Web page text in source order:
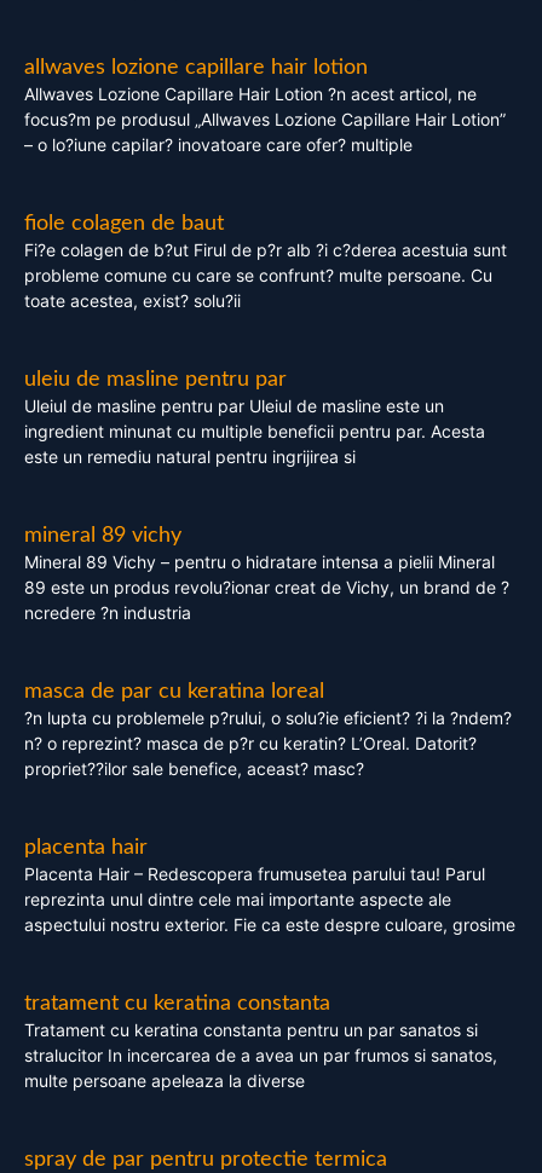
allwaves lozione capillare hair lotion
Allwaves Lozione Capillare Hair Lotion ?n acest articol, ne
focus?m pe produsul „Allwaves Lozione Capillare Hair Lotion”
– o lo?iune capilar? inovatoare care ofer? multiple
fiole colagen de baut
Fi?e colagen de b?ut Firul de p?r alb ?i c?derea acestuia sunt
probleme comune cu care se confrunt? multe persoane. Cu
toate acestea, exist? solu?ii
uleiu de masline pentru par
Uleiul de masline pentru par Uleiul de masline este un
ingredient minunat cu multiple beneficii pentru par. Acesta
este un remediu natural pentru ingrijirea si
mineral 89 vichy
Mineral 89 Vichy – pentru o hidratare intensa a pielii Mineral
89 este un produs revolu?ionar creat de Vichy, un brand de ?
ncredere ?n industria
masca de par cu keratina loreal
?n lupta cu problemele p?rului, o solu?ie eficient? ?i la ?ndem?
n? o reprezint? masca de p?r cu keratin? L’Oreal. Datorit?
propriet??ilor sale benefice, aceast? masc?
placenta hair
Placenta Hair – Redescopera frumusetea parului tau! Parul
reprezinta unul dintre cele mai importante aspecte ale
aspectului nostru exterior. Fie ca este despre culoare, grosime
tratament cu keratina constanta
Tratament cu keratina constanta pentru un par sanatos si
stralucitor In incercarea de a avea un par frumos si sanatos,
multe persoane apeleaza la diverse
spray de par pentru protectie termica